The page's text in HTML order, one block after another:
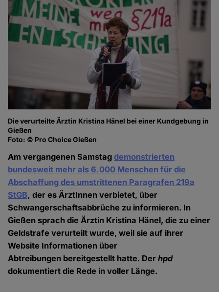
Die verurteilte Ärztin Kristina Hänel bei einer Kundgebung in
Gießen
Foto: © Pro Choice Gießen
Am vergangenen Samstagdemonstrierten
bundesweit mehr als 6.000 Menschen für die
Abschaffung des umstrittenen Paragrafen 219a
StGB, der es ÄrztInnen verbietet, über
Schwangerschaftsabbrüche zu informieren. In
Gießen sprach die Ärztin Kristina Hänel, die zu einer
Geldstrafe verurteilt wurde, weil sie auf ihrer
Website Informationen über
Abtreibungen bereitgestellt hatte. Derhpd
dokumentiert die Rede in voller Länge.